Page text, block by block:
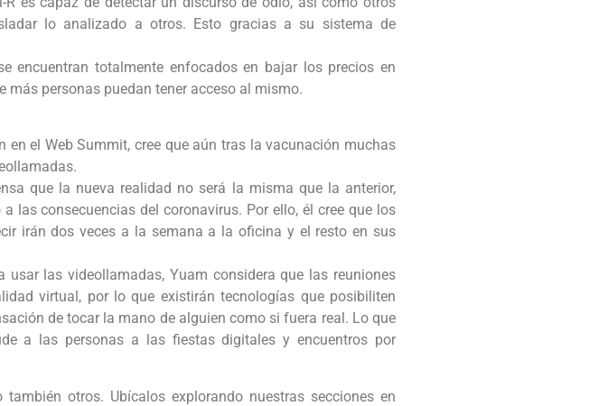
lo analizado a otros. Esto gracias a su sistema de
encuentran totalmente enfocados en bajar los precios en
personas puedan tener acceso al mismo.
el Web Summit, cree que aún tras la vacunación muchas
que la nueva realidad no será la misma que la anterior,
las consecuencias del coronavirus. Por ello, él cree que los
irán dos veces a la semana a la oficina y el resto en sus
usar las videollamadas, Yuam considera que las reuniones
virtual, por lo que existirán tecnologías que posibiliten
de tocar la mano de alguien como si fuera real. Lo que
a las personas a las fiestas digitales y encuentros por
otros. Ubícalos explorando nuestras secciones en